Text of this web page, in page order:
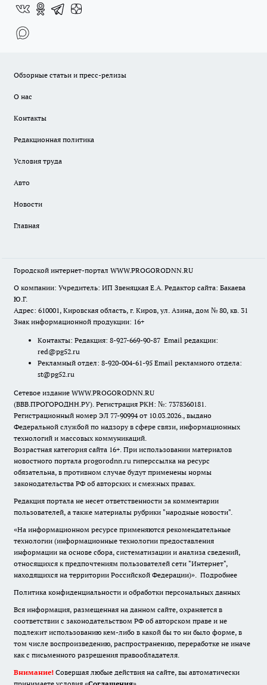
Обзорные статьи и пресс-релизы
О нас
Контакты
Редакционная политика
Условия труда
Авто
Новости
Главная
Городской интернет-портал WWW.PROGORODNN.RU
О компании: Учредитель: ИП Звеняцкая Е.А. Редактор сайта: Бакаева
Ю.Г.
Адрес: 610001, Кировская область, г. Киров, ул. Азина, дом № 80, кв. 31
Знак информационной продукции: 16+
Контакты: Редакция: 8-927-669-90-87 Email редакции:
red@pg52.ru
Рекламный отдел: 8-920-004-61-95 Email рекламного отдела:
st@pg52.ru
Сетевое издание WWW.PROGORODNN.RU
(ВВВ.ПРОГОРОДНН.РУ). Регистрация РКН: №: 7378360181.
Регистрационный номер ЭЛ 77-90994 от 10.03.2026., выдано
Федеральной службой по надзору в сфере связи, информационных
технологий и массовых коммуникаций.
Возрастная категория сайта 16+. При использовании материалов
новостного портала progorodnn.ru гиперссылка на ресурс
обязательна, в противном случае будут применены нормы
законодательства РФ об авторских и смежных правах.
Редакция портала не несет ответственности за комментарии
пользователей, а также материалы рубрики "народные новости".
«На информационном ресурсе применяются рекомендательные
технологии (информационные технологии предоставления
информации на основе сбора, систематизации и анализа сведений,
относящихся к предпочтениям пользователей сети "Интернет",
находящихся на территории Российской Федерации)». Подробнее
Политика конфиденциальности и обработки персональных данных
Вся информация, размещенная на данном сайте, охраняется в
соответствии с законодательством РФ об авторском праве и не
подлежит использованию кем-либо в какой бы то ни было форме, в
том числе воспроизведению, распространению, переработке не иначе
как с письменного разрешения правообладателя.
Внимание! Совершая любые действия на сайте, вы автоматически